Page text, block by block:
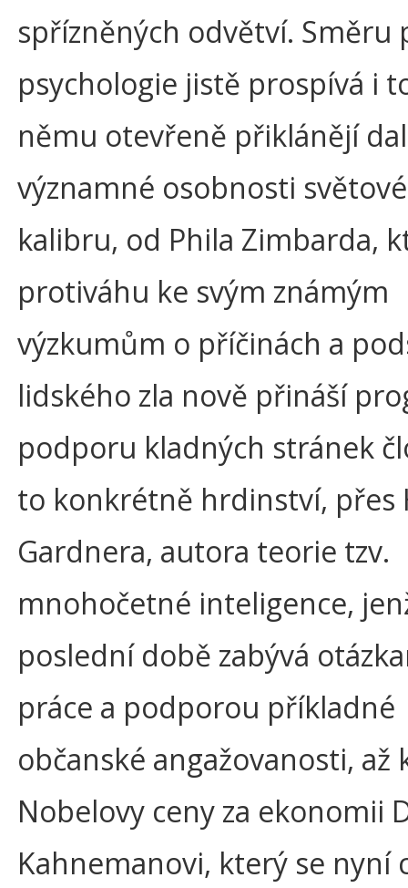
spřízněných odvětví. Směru
psychologie jistě prospívá i
němu otevřeně přiklánějí
významné osobnosti
kalibru, od Phila Zimbarda,
protiváhu ke svým známým
výzkumům o příčinách a
lidského zla nově přináší
podporu kladných stránek
to konkrétně hrdinství, přes
Gardnera, autora teorie tzv.
mnohočetné inteligence,
poslední době zabývá
práce a podporou příkladné
občanské angažovanosti, až
Nobelovy ceny za ekonomii
Kahnemanovi, který se nyní